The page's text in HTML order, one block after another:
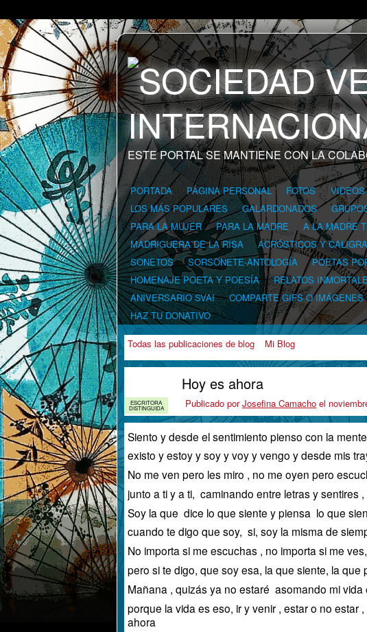
ESTE PORTAL SE MANTIENE CON LA
PORTADA PÁGINA PERSONAL FOTOS VIDEOS
LOS MÁS POPULARES
GALARDONADOS
PARA LA MUJER
PARA LA MADRE A LA MADRE
MADRIGUERA DE LA RISA
ACRÓSTICOS Y
SONETOS
SORSONETE-ANTOLOGÍA POETAS
HOMENAJE POETA Y POESÍA
RELATOS
ANIVERSARIO SVAI
COMPARTE GIFS O IMÁGENES
HAZ TU DONATIVO
Todas las publicaciones de blog Mi Blog
ESCRITORA
DISTINGUIDA
Hoy es ahora
Publicado porJosefina Camacho el
Siento y desde el sentimiento pienso con la
existo y estoy y soy y voy y vengo y desde mis
No me ven pero les miro , no me oyen pero
junto a ti y a ti, caminando entre letras y sentires
Soy la que dice lo que siente y piensa lo que
cuando te digo que soy, si, soy la misma de
No importa si me escuchas , no importa si me
pero si te digo, que soy esa, la que siente, la
Mañana , quizás ya no estaré asomando mi
porque la vida es eso, ir y venir , estar o no
ahora